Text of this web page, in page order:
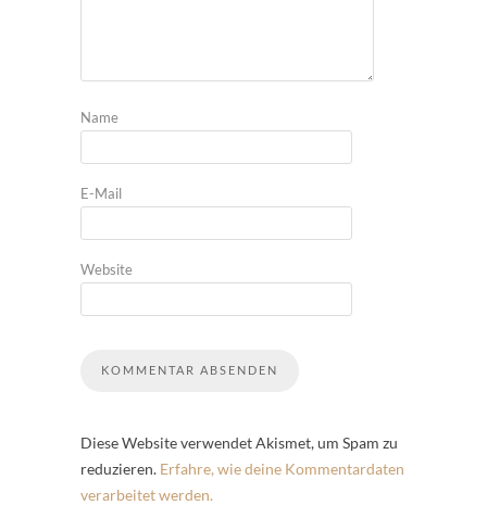
Name
E-Mail
Website
Diese Website verwendet Akismet, um Spam zu
reduzieren. Erfahre, wie deine Kommentardaten
verarbeitet werden.